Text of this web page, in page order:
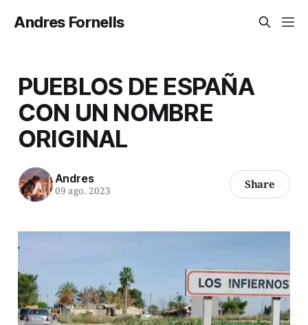
Andres Fornells
PUEBLOS DE ESPAÑA
CON UN NOMBRE
ORIGINAL
Andres
09 ago. 2023 Share